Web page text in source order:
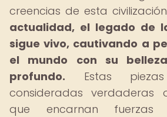
creencias de esta
actualidad, el legado de
sigue vivo, cautivando a
el mundo con su
profundo. Estas
consideradas verdaderas
que encarnan fuerzas